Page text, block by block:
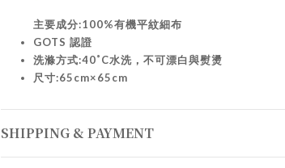
主要成分:100%有機平紋細布
GOTS 認證
洗滌方式:40˚C水洗，不可漂白與熨燙
尺寸:65cm×65cm
SHIPPING & PAYMENT